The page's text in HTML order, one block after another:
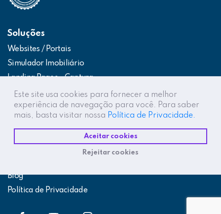
Este site usa cookies para fornecer a melhor
experiência de navegação para você. Para saber
mais, basta visitar nossa Política de Privacidade.
Aceitar cookies
Rejeitar cookies
Soluções
Websites / Portais
Simulador Imobiliário
Landing Pages – Captura
Web App – Portal do Cliente
Intranets / Extranets
Integração Construtor de Vendas
Destaques
Blog
Política de Privacidade